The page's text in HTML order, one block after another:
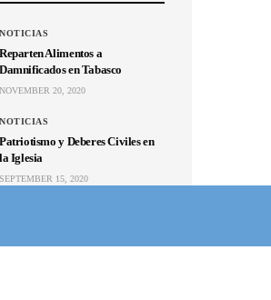
NOTICIAS
Reparten Alimentos a
Damnificados en Tabasco
NOVEMBER 20, 2020
NOTICIAS
Patriotismo y Deberes Civiles en
la Iglesia
SEPTEMBER 15, 2020
humanitaria a Hermosa